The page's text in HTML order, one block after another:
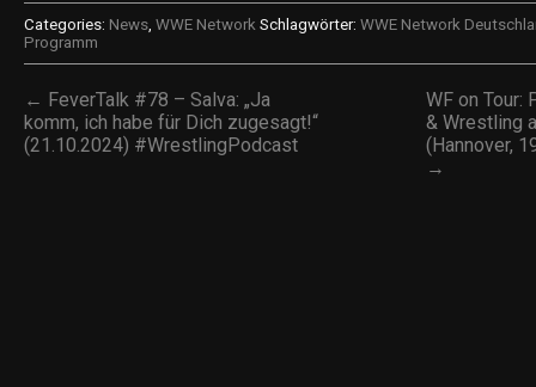
Categories: News, WWE Network Schlagwörter: WWE Network
Programm
← FeverTalk #78 – Salva: „Ja
komm, ich habe für Dich zugesagt!“
(21.10.2024) #WrestlingPodcast
WF on Tour:
& Wrestling
(Hannover,
→